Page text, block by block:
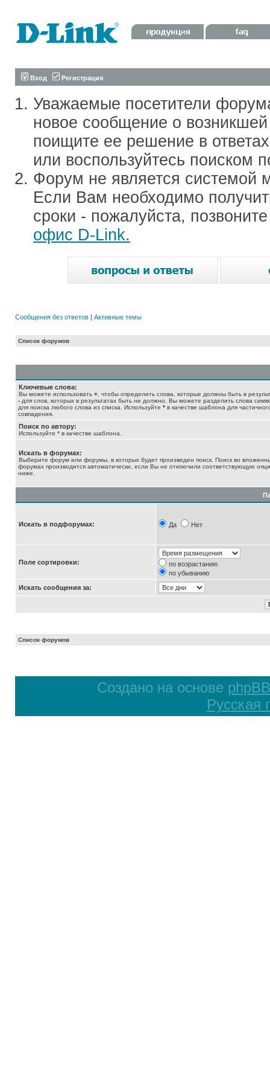
Вход Регистрация
Уважаемые посетители
новое сообщение о
поищите ее решение в
или воспользуйтесь поиском
Форум не является системой
Если Вам необходимо
сроки - пожалуйста,
офис D-Link.
Сообщения без ответов | Активные темы
Список форумов
Ключевые слова:
Вы можете использовать + , чтобы определить слова, которые должны быть в
- для слов, которых в результатах быть не должно. Вы можете разделить слова
для поиска любого слова из списка. Используйте * в качестве шаблона для
совпадения.
Поиск по автору:
Используйте * в качестве шаблона.
Искать в форумах:
Выберите форум или форумы, в которых будет произведен поиск. Поиск во
форумах производится автоматически, если Вы не отключили соответствующую
ниже.
Искать в подфорумах: Да Нет
Поле сортировки:
по возрастанию
по убыванию
Искать сообщения за:
Список форумов
Создано на основе phpBB
Русская